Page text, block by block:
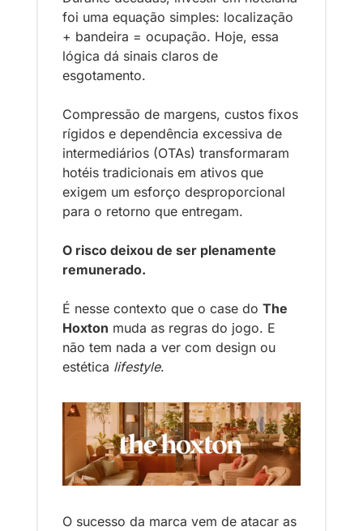
foi uma equação simples: localização
+ bandeira = ocupação. Hoje, essa
lógica dá sinais claros de
esgotamento.
Compressão de margens, custos fixos
rígidos e dependência excessiva de
intermediários (OTAs) transformaram
hotéis tradicionais em ativos que
exigem um esforço desproporcional
para o retorno que entregam.
O risco deixou de ser plenamente
remunerado.
É nesse contexto que o case do The
Hoxton muda as regras do jogo. E
não tem nada a ver com design ou
estética lifestyle.
O sucesso da marca vem de atacar as